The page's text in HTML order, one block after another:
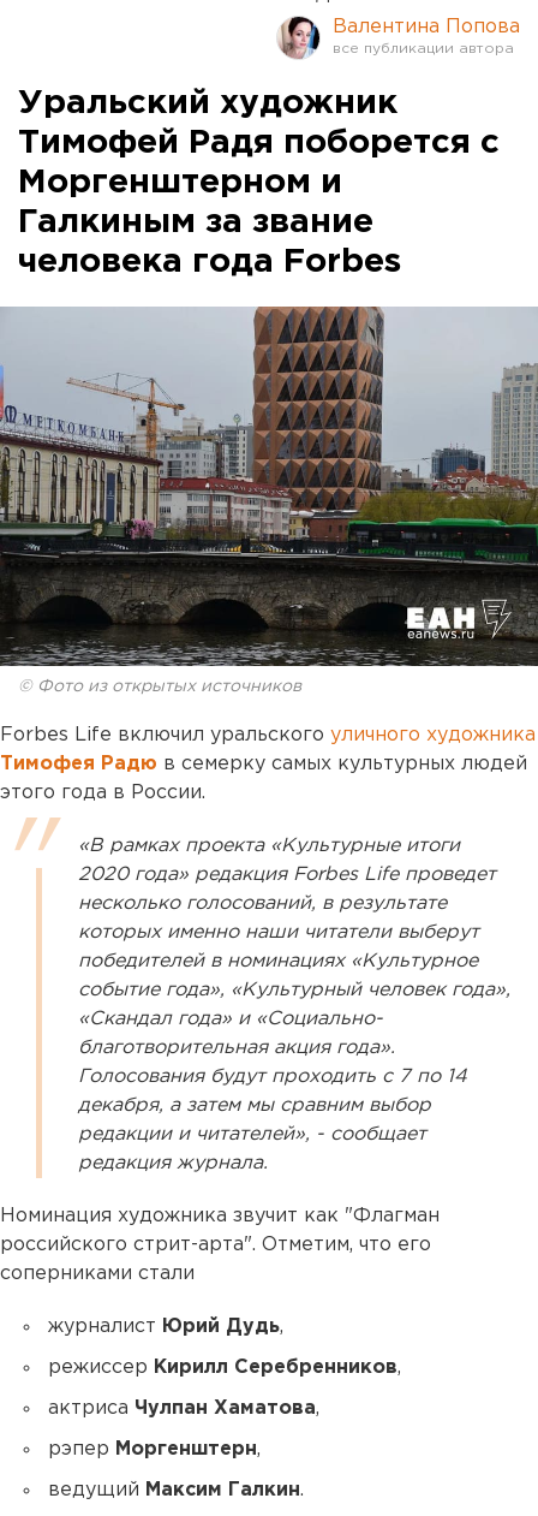
Валентина Попова
Уральский художник
Тимофей Радя поборется с
Моргенштерном и
Галкиным за звание
человека года Forbes
© Фото из открытых источников
Forbes Life включил уральского уличного художника
Тимофея Радю в семерку самых культурных людей
этого года в России.
«В рамках проекта «Культурные итоги
2020 года» редакция Forbes Life проведет
несколько голосований, в результате
которых именно наши читатели выберут
победителей в номинациях «Культурное
событие года», «Культурный человек года»,
«Скандал года» и «Социально-
благотворительная акция года».
Голосования будут проходить с 7 по 14
декабря, а затем мы сравним выбор
редакции и читателей», - сообщает
редакция журнала.
Номинация художника звучит как "Флагман
российского стрит-арта". Отметим, что его
соперниками стали
журналист Юрий Дудь,
режиссер Кирилл Серебренников,
актриса Чулпан Хаматова,
рэпер Моргенштерн,
ведущий Максим Галкин.